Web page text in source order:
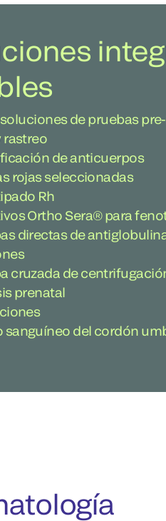
de pruebas
rastreo
de anticuerpos
rojas seleccionadas
Rh
Ortho Sera® para
directas de
cruzada de
prenatal
sanguíneo del cordón